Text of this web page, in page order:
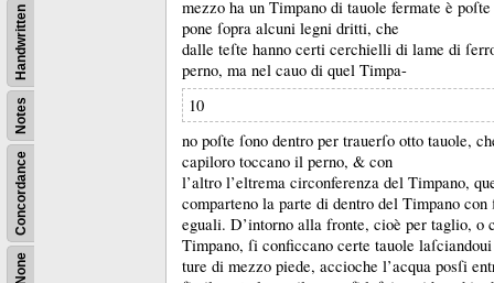
None
Concordance
Notes
Handwritten
mezzo ha un Timpano di tauole fermate è
pone ſopra alcuni legni dritti, che
dalle teſte hanno certi cerchielli di lame di
perno, ma nel cauo di quel Timpa-
10
no poſte ſono dentro per trauerſo otto tauole,
capiloro toccano il perno, & con
l’altro l’eltrema circonferenza del Timpano,
comparteno la parte di dentro del Timpano con
eguali. D’intorno alla fronte, cioè per taglio, o
Timpano, ſi conficcano certe tauole
ture di mezzo piede, accioche l’acqua posſi